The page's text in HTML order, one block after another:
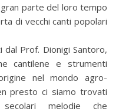
parte del loro tempo
di vecchi canti popolari
dal Prof. Dionigi Santoro,
cantilene e strumenti
nel mondo agro-
presto ci siamo trovati
melodie che